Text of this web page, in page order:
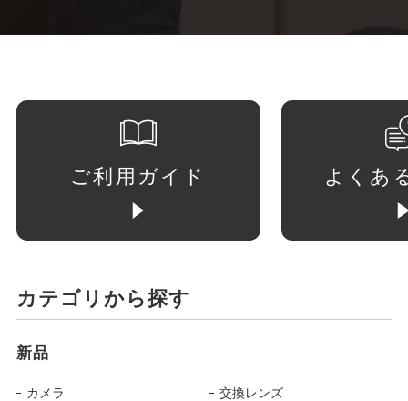
ご利用ガイド よくあ
カテゴリから探す
新品
カメラ 交換レンズ